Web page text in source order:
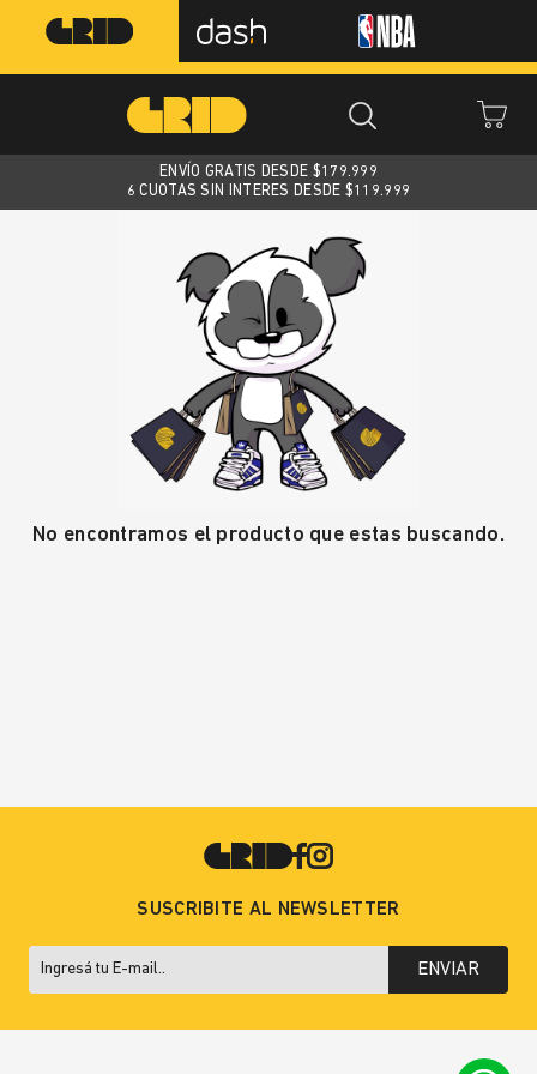
ENVÍO GRATIS DESDE $179.999
6 CUOTAS SIN INTERES DESDE $119.999
No encontramos el producto que estas buscando.
SUSCRIBITE AL NEWSLETTER
ENVIAR